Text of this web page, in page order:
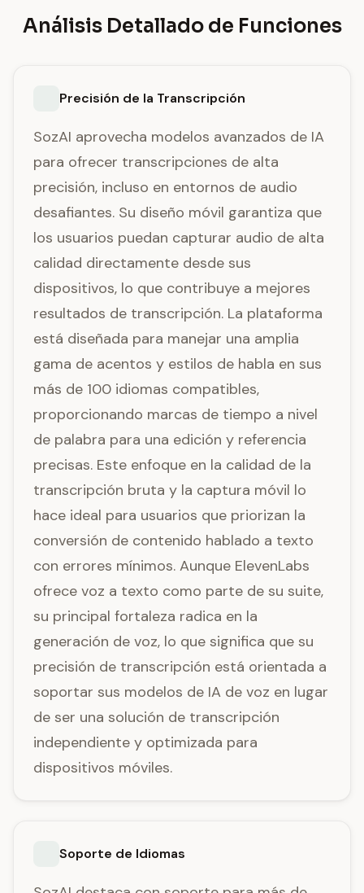
Análisis Detallado de Funciones
Precisión de la Transcripción
SozAI aprovecha modelos avanzados de IA
para ofrecer transcripciones de alta
precisión, incluso en entornos de audio
desafiantes. Su diseño móvil garantiza que
los usuarios puedan capturar audio de alta
calidad directamente desde sus
dispositivos, lo que contribuye a mejores
resultados de transcripción. La plataforma
está diseñada para manejar una amplia
gama de acentos y estilos de habla en sus
más de 100 idiomas compatibles,
proporcionando marcas de tiempo a nivel
de palabra para una edición y referencia
precisas. Este enfoque en la calidad de la
transcripción bruta y la captura móvil lo
hace ideal para usuarios que priorizan la
conversión de contenido hablado a texto
con errores mínimos. Aunque ElevenLabs
ofrece voz a texto como parte de su suite,
su principal fortaleza radica en la
generación de voz, lo que significa que su
precisión de transcripción está orientada a
soportar sus modelos de IA de voz en lugar
de ser una solución de transcripción
independiente y optimizada para
dispositivos móviles.
Soporte de Idiomas